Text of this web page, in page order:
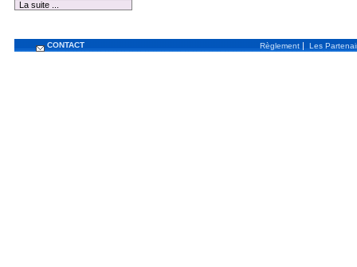
La suite ...
CONTACT Règlement | Les